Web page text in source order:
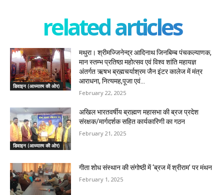
related articles
डिवाइन (आध्यात्म की ओर)
मथुरा। श्रीमज्जिनेन्द्र आदिनाथ जिनबिम्ब पंचकल्याणक,
मान स्तम्भ प्रतिष्ठा महोत्सव एवं विश्व शांति महायज्ञ
अंतर्गत ऋषभ ब्रह्मचर्याश्रम जैन इंटर कालेज में मंत्र
आराधना, नित्यमह,पूजा एवं...
February 22, 2025
डिवाइन (आध्यात्म की ओर)
अखिल भारतवर्षीय ब्राह्मण महासभा की ब्रज प्रदेश
संरक्षक/मार्गदर्शक सहित कार्यकारिणी का गठन
February 21, 2025
गीता शोध संस्थान की संगोष्ठी में ‘ब्रज में श्रीराम’ पर मंथन
February 1, 2025